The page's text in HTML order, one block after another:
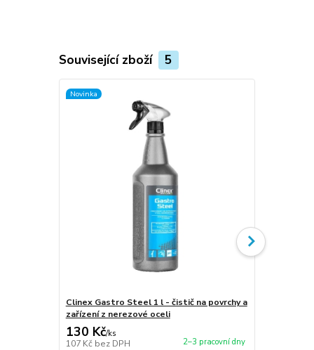
Související zboží 5
Novinka
Clinex Gastro Steel 1 l - čistič na povrchy a
zařízení z nerezové oceli
130 Kč/ks
107 Kč bez DPH 2–3 pracovní dny